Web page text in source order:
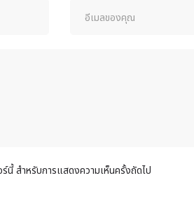
นี้ สำหรับการแสดงความเห็นครั้งถัดไป